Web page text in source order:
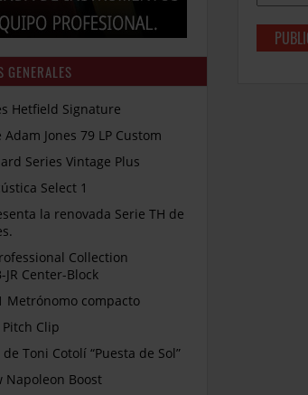
GENERALES
Hetfield Signature
Jones 79 LP Custom
Series Vintage Plus
Select 1
la renovada Serie TH de
Collection
JR Center-Block
Metrónomo compacto
Pitch Clip
Toni Cotolí “Puesta de Sol”
Napoleon Boost